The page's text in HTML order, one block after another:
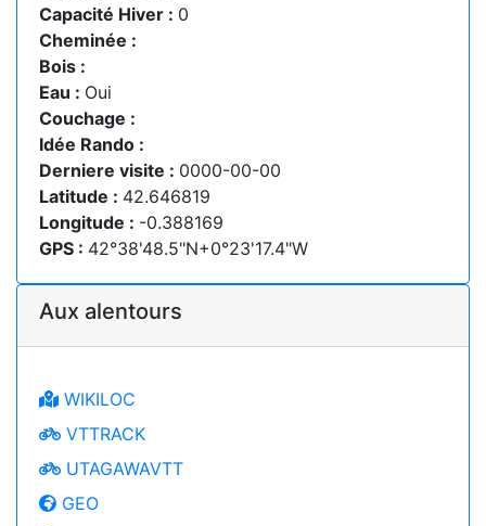
Capacité Hiver : 0
Cheminée :
Bois :
Eau : Oui
Couchage :
Idée Rando :
Derniere visite : 0000-00-00
Latitude : 42.646819
Longitude : -0.388169
GPS : 42°38'48.5"N+0°23'17.4"W
Aux alentours
WIKILOC
VTTRACK
UTAGAWAVTT
GEO